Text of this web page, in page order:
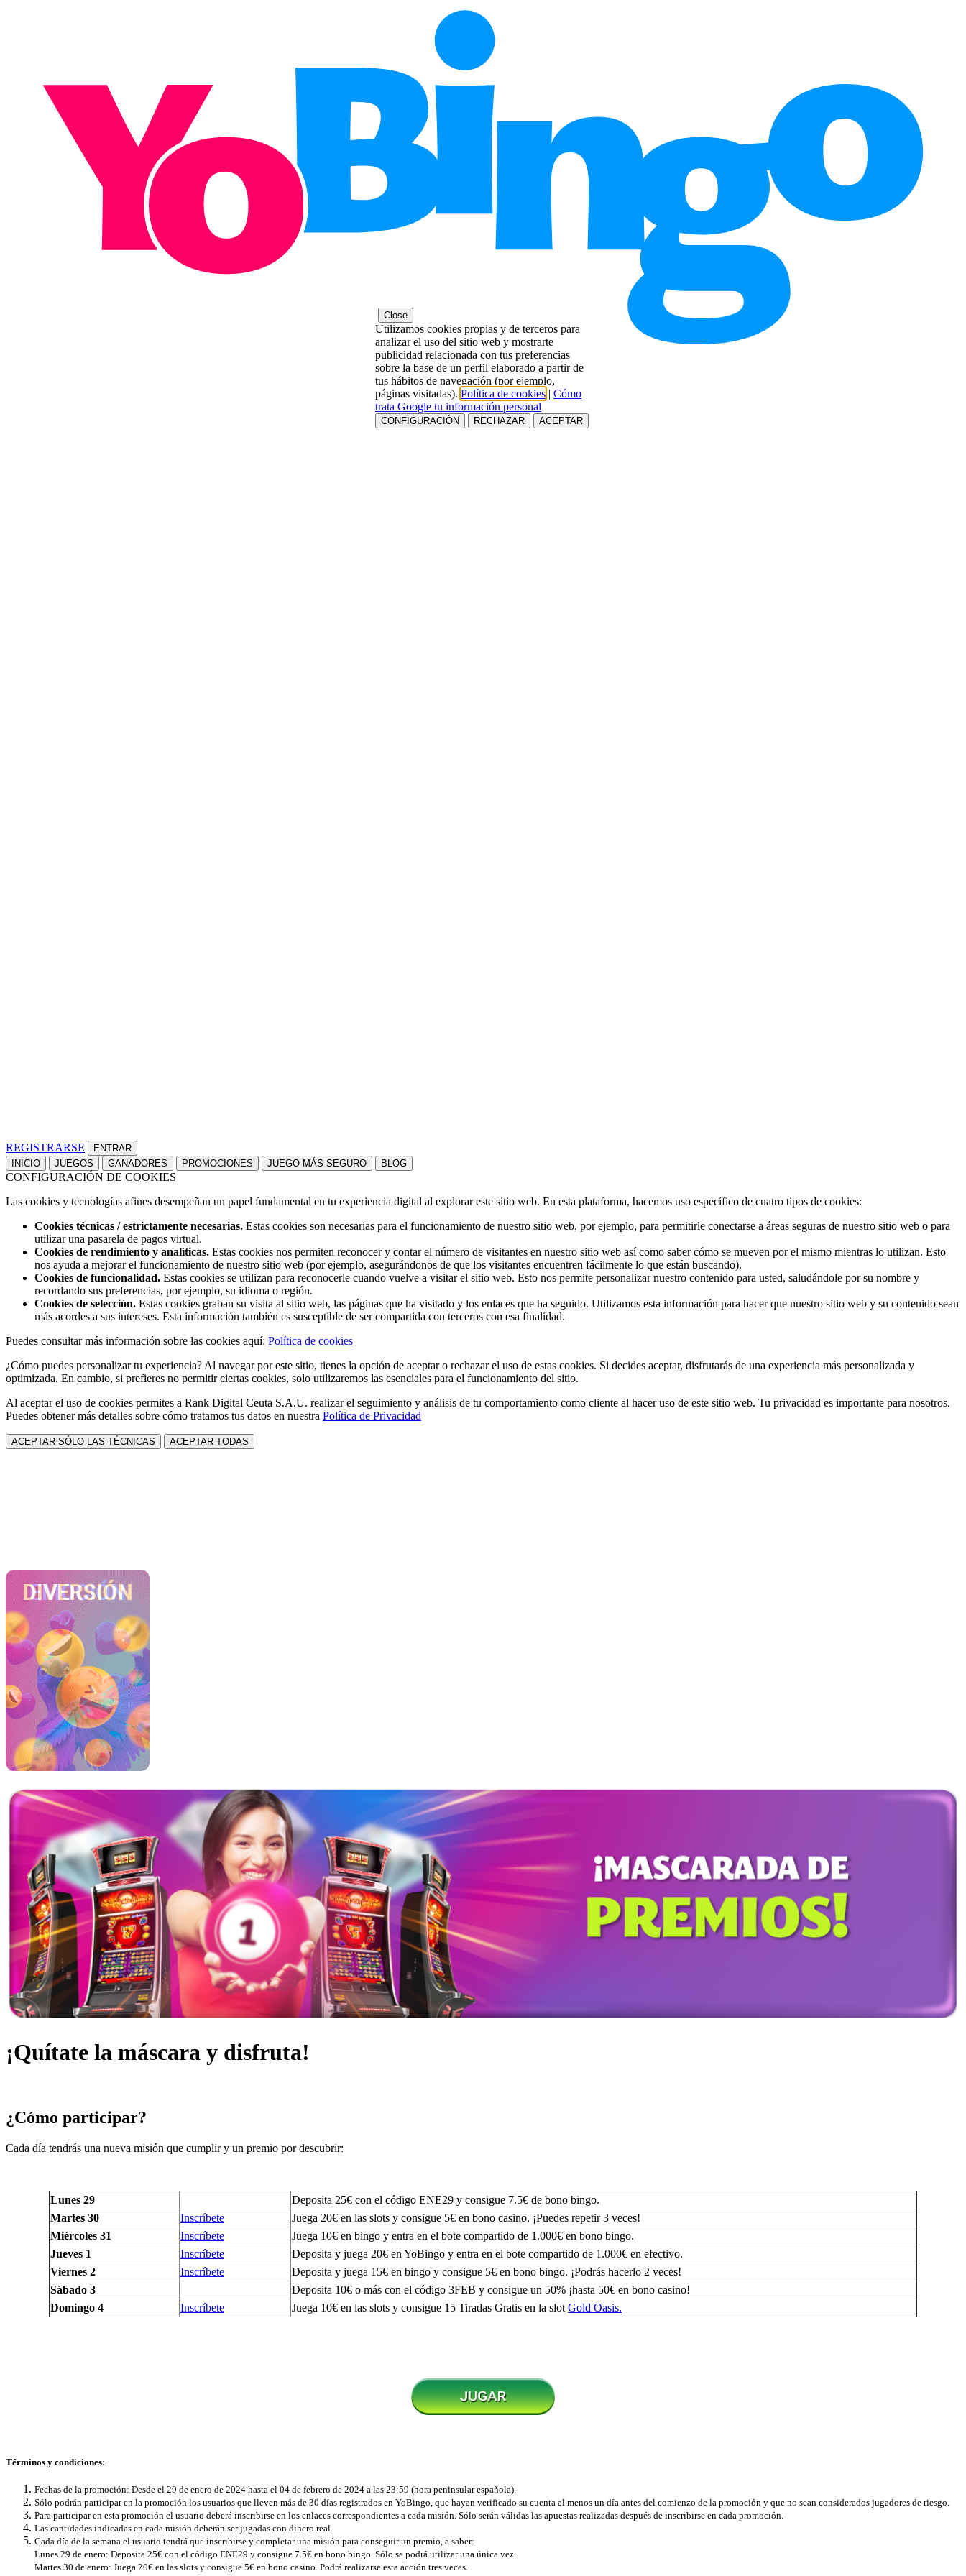
REGISTRARSE
INICIO JUEGOS GANADORES PROMOCIONES JUEGO MÁS SEGURO BLOG
CONFIGURACIÓN DE COOKIES
Las cookies y tecnologías afines desempeñan un papel fundamental en tu experiencia digital al explorar este sitio web. En esta plataforma, hacemos uso específico de cuatro tipos de cookies:
Cookies técnicas / estrictamente necesarias. Estas cookies son necesarias para el funcionamiento de nuestro sitio web, por ejemplo, para permitirle conectarse a áreas seguras de nuestro sitio web o para
utilizar una pasarela de pagos virtual.
Cookies de rendimiento y analíticas. Estas cookies nos permiten reconocer y contar el número de visitantes en nuestro sitio web así como saber cómo se mueven por el mismo mientras lo utilizan. Esto
nos ayuda a mejorar el funcionamiento de nuestro sitio web (por ejemplo, asegurándonos de que los visitantes encuentren fácilmente lo que están buscando).
Cookies de funcionalidad. Estas cookies se utilizan para reconocerle cuando vuelve a visitar el sitio web. Esto nos permite personalizar nuestro contenido para usted, saludándole por su nombre y
recordando sus preferencias, por ejemplo, su idioma o región.
Cookies de selección. Estas cookies graban su visita al sitio web, las páginas que ha visitado y los enlaces que ha seguido. Utilizamos esta información para hacer que nuestro sitio web y su contenido sean
más acordes a sus intereses. Esta información también es susceptible de ser compartida con terceros con esa finalidad.
Puedes consultar más información sobre las cookies aquí: Política de cookies
¿Cómo puedes personalizar tu experiencia? Al navegar por este sitio, tienes la opción de aceptar o rechazar el uso de estas cookies. Si decides aceptar, disfrutarás de una experiencia más personalizada y
optimizada. En cambio, si prefieres no permitir ciertas cookies, solo utilizaremos las esenciales para el funcionamiento del sitio.
Al aceptar el uso de cookies permites a Rank Digital Ceuta S.A.U. realizar el seguimiento y análisis de tu comportamiento como cliente al hacer uso de este sitio web. Tu privacidad es importante para nosotros.
Puedes obtener más detalles sobre cómo tratamos tus datos en nuestra Política de Privacidad
ACEPTAR SÓLO LAS TÉCNICAS ACEPTAR TODAS
Close
Utilizamos cookies propias y de terceros para
analizar el uso del sitio web y mostrarte
publicidad relacionada con tus preferencias
sobre la base de un perfil elaborado a partir de
tus hábitos de navegación (por ejemplo,
páginas visitadas). Política de cookies | Cómo
trata Google tu información personal
CONFIGURACIÓN RECHAZAR ACEPTAR
¡Quítate la máscara y disfruta!
¿Cómo participar?
Cada día tendrás una nueva misión que cumplir y un premio por descubrir:
Lunes 29
Deposita 25€ con el código ENE29 y consigue 7.5€ de bono bingo.
Martes 30
Inscríbete
Juega 20€ en las slots y consigue 5€ en bono casino. ¡Puedes repetir 3 veces!
Miércoles 31
Inscríbete
Juega 10€ en bingo y entra en el bote compartido de 1.000€ en bono bingo.
Jueves 1
Inscríbete
Deposita y juega 20€ en YoBingo y entra en el bote compartido de 1.000€ en efectivo.
Viernes 2
Inscríbete
Deposita y juega 15€ en bingo y consigue 5€ en bono bingo. ¡Podrás hacerlo 2 veces!
Sábado 3
Deposita 10€ o más con el código 3FEB y consigue un 50% ¡hasta 50€ en bono casino!
Domingo 4
Inscríbete Juega 10€ en las slots y consigue 15 Tiradas Gratis en la slot Gold Oasis.
Términos y condiciones:
Fechas de la promoción: Desde el 29 de enero de 2024 hasta el 04 de febrero de 2024 a las 23:59 (hora peninsular española).
Sólo podrán participar en la promoción los usuarios que lleven más de 30 días registrados en YoBingo, que hayan verificado su cuenta al menos un día antes del comienzo de la promoción y que no sean considerados jugadores de riesgo.
Para participar en esta promoción el usuario deberá inscribirse en los enlaces correspondientes a cada misión. Sólo serán válidas las apuestas realizadas después de inscribirse en cada promoción.
Las cantidades indicadas en cada misión deberán ser jugadas con dinero real.
Cada día de la semana el usuario tendrá que inscribirse y completar una misión para conseguir un premio, a saber:
Lunes 29 de enero: Deposita 25€ con el código ENE29 y consigue 7.5€ en bono bingo. Sólo se podrá utilizar una única vez.
Martes 30 de enero: Juega 20€ en las slots y consigue 5€ en bono casino. Podrá realizarse esta acción tres veces.